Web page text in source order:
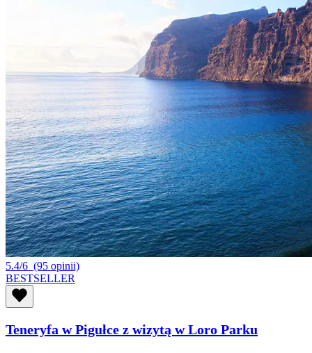
5.4/6 (95 opinii)
BESTSELLER
Teneryfa w Pigułce z wizytą w Loro Parku